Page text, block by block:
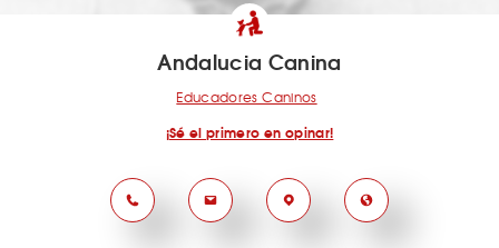
Andalucia Canina
Educadores Caninos
¡Sé el primero en opinar!